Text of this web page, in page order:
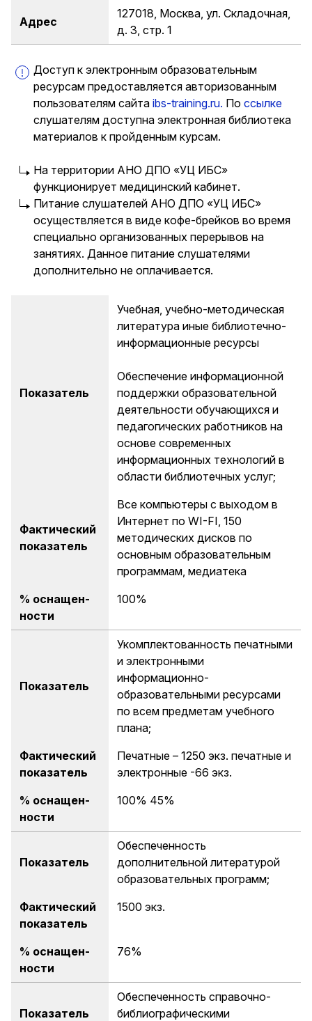
Адрес
127018, Москва, ул. Складочная,
д. 3, стр. 1
Доступ к электронным образовательным
ресурсам предоставляется авторизованным
пользователям сайта ibs-training.ru. По ссылке
слушателям доступна электронная библиотека
материалов к пройденным курсам.
На территории АНО ДПО «УЦ ИБС»
функционирует медицинский кабинет.
Питание слушателей АНО ДПО «УЦ ИБС»
осуществляется в виде кофе-брейков во время
специально организованных перерывов на
занятиях. Данное питание слушателями
дополнительно не оплачивается.
Показатель
Учебная, учебно-методическая
литература иные библиотечно-
информационные ресурсы
Обеспечение информационной
поддержки образовательной
деятельности обучающихся и
педагогических работников на
основе современных
информационных технологий в
области библиотечных услуг;
Фактический
показатель
Все компьютеры с выходом в
Интернет по WI-FI, 150
методических дисков по
основным образовательным
программам, медиатека
% оснащен-
ности
100%
Показатель
Укомплектованность печатными
и электронными
информационно-
образовательными ресурсами
по всем предметам учебного
плана;
Фактический
показатель
Печатные – 1250 экз. печатные и
электронные -66 экз.
% оснащен-
ности
100% 45%
Показатель
Обеспеченность
дополнительной литературой
образовательных программ;
Фактический
показатель
1500 экз.
% оснащен-
ности
76%
Показатель
Обеспеченность справочно-
библиографическими